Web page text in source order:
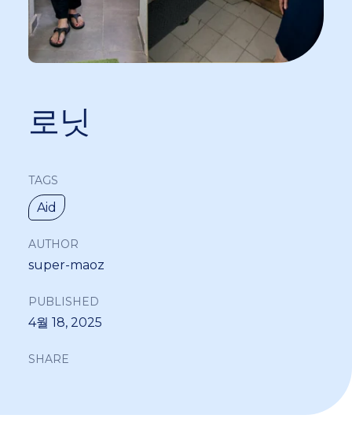
로닛
TAGS
Aid
AUTHOR
super-maoz
PUBLISHED
4월 18, 2025
SHARE